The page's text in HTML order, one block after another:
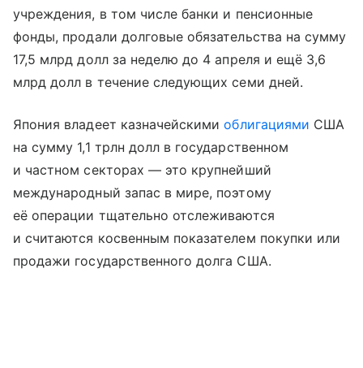
учреждения, в том числе банки и пенсионные
фонды, продали долговые обязательства на сумму
17,5 млрд долл за неделю до 4 апреля и ещё 3,6
млрд долл в течение следующих семи дней.
Япония владеет казначейскимиоблигациями США
на сумму 1,1 трлн долл в государственном
и частном секторах — это крупнейший
международный запас в мире, поэтому
её операции тщательно отслеживаются
и считаются косвенным показателем покупки или
продажи государственного долга США.